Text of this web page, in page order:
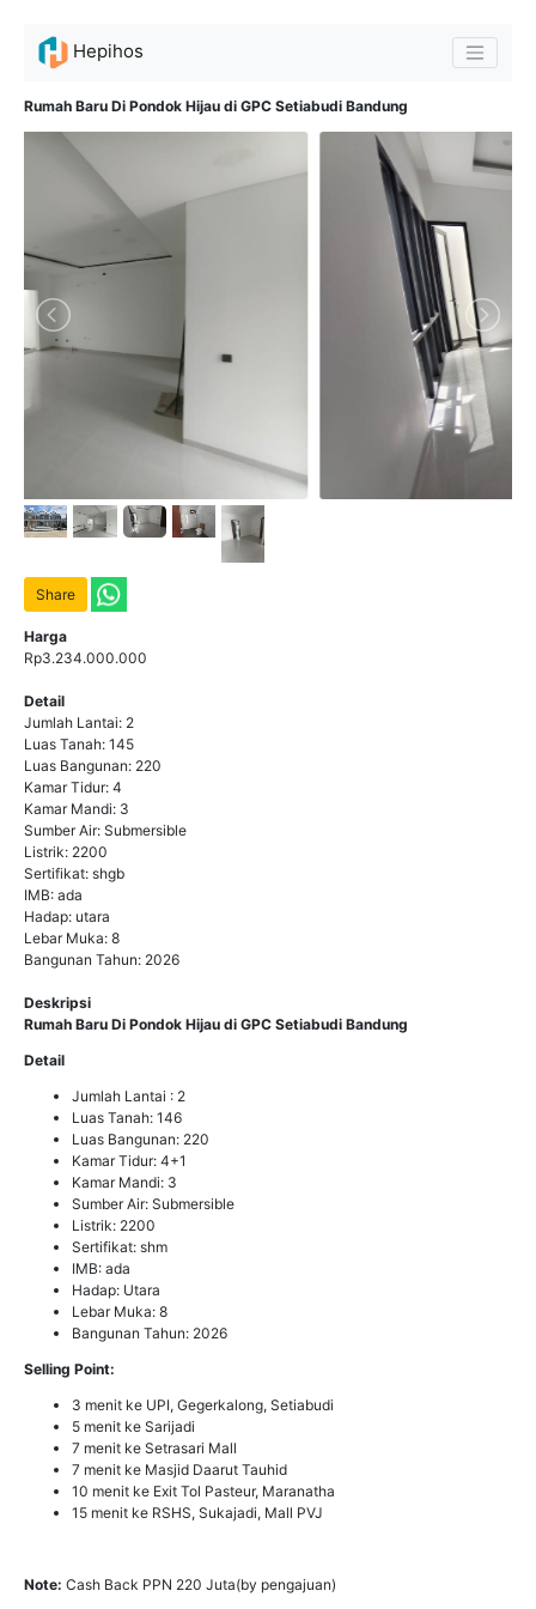
Hepihos
Rumah Baru Di Pondok Hijau di GPC Setiabudi Bandung
Share
Harga
Rp3.234.000.000
Detail
Jumlah Lantai: 2
Luas Tanah: 145
Luas Bangunan: 220
Kamar Tidur: 4
Kamar Mandi: 3
Sumber Air: Submersible
Listrik: 2200
Sertifikat: shgb
IMB: ada
Hadap: utara
Lebar Muka: 8
Bangunan Tahun: 2026
Deskripsi
Rumah Baru Di Pondok Hijau di GPC Setiabudi Bandung
Detail
Jumlah Lantai : 2
Luas Tanah: 146
Luas Bangunan: 220
Kamar Tidur: 4+1
Kamar Mandi: 3
Sumber Air: Submersible
Listrik: 2200
Sertifikat: shm
IMB: ada
Hadap: Utara
Lebar Muka: 8
Bangunan Tahun: 2026
Selling Point:
3 menit ke UPI, Gegerkalong, Setiabudi
5 menit ke Sarijadi
7 menit ke Setrasari Mall
7 menit ke Masjid Daarut Tauhid
10 menit ke Exit Tol Pasteur, Maranatha
15 menit ke RSHS, Sukajadi, Mall PVJ
Note: Cash Back PPN 220 Juta(by pengajuan)